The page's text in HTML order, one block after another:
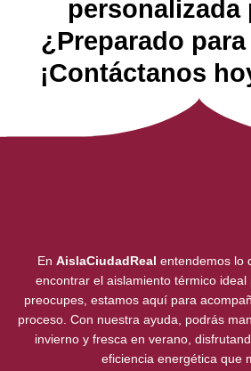
personalizada
¿Preparado
¡Contáctanos
En AislaCiudadReal entendemos lo
encontrar el aislamiento térmico
preocupes, estamos aquí para
proceso. Con nuestra ayuda, podrás
invierno y fresca en verano,
eficiencia energética que